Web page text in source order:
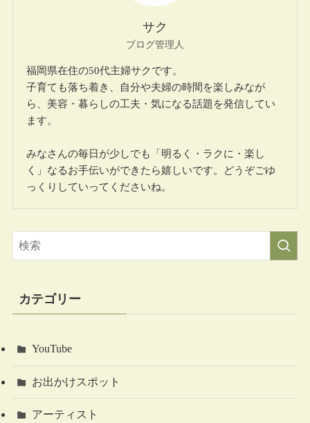
サク
ブログ管理人
福岡県在住の50代主婦サクです。
子育ても落ち着き、自分や夫婦の時間を楽しみなが
ら、美容・暮らしの工夫・気になる話題を発信してい
ます。
みなさんの毎日が少しでも「明るく・ラクに・楽し
く」なるお手伝いができたら嬉しいです。どうぞごゆ
っくりしていってくださいね。
カテゴリー
YouTube
お出かけスポット
アーティスト